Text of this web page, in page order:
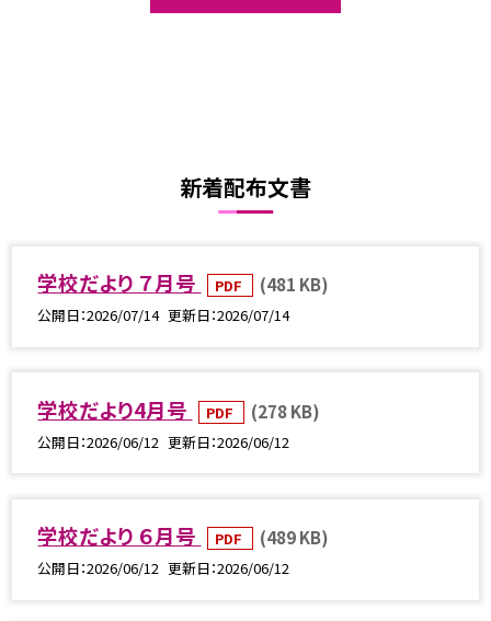
新着配布文書
学校だより ７月号 PDF (481 KB)
公開日 2026/07/14 更新日 2026/07/14
学校だより4月号 PDF (278 KB)
公開日 2026/06/12 更新日 2026/06/12
学校だより ６月号 PDF (489 KB)
公開日 2026/06/12 更新日 2026/06/12